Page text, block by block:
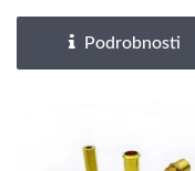
Podrobnosti